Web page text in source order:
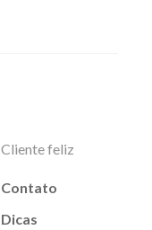
Cliente feliz
Contato
Dicas